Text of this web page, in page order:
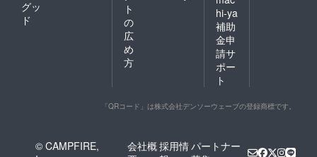
グッ
ド
ト
の
広
め
方
hi-ya
補助
金申
請サ
ポー
ト
「QRコード」は株式会社デンソーウェーブの登録商標です。
© CAMPFIRE,
会社概採用情パートナー